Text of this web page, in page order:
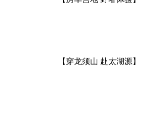
【穿龙须山 赴太湖源】